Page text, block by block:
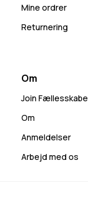
Mine ordrer
Returnering
Om
Join
Om
Anmeldelser
Arbejd med os